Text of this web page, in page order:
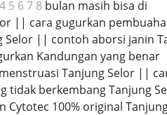
5 6 7 8bulan masih bisa di
|| cara gugurkan
Selor || contoh aborsi janin
Kandungan yang benar
Tanjung Selor ||
tidak berkembang Tanjung
100% original